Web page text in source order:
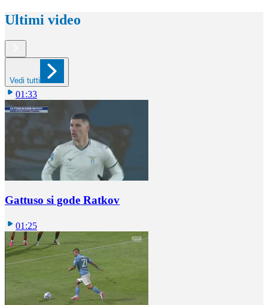
Ultimi video
Vedi tutti
01:33
Gattuso si gode Ratkov
01:25